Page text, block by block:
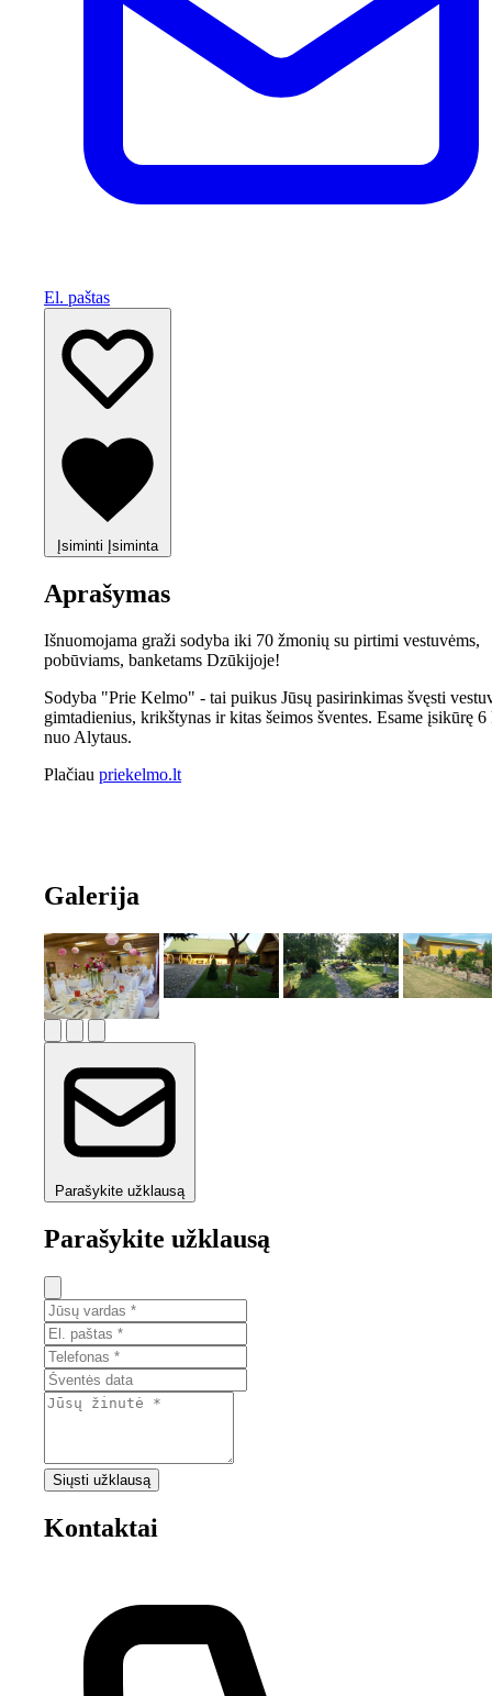
El. paštas
Įsiminti Įsiminta
Aprašymas
Išnuomojama graži sodyba iki 70 žmonių su pirtimi vestuvėms,
pobūviams, banketams Dzūkijoje!
Sodyba "Prie Kelmo" - tai puikus Jūsų pasirinkimas švęsti
gimtadienius, krikštynas ir kitas šeimos šventes. Esame įsikūrę 6
nuo Alytaus.
Plačiau priekelmo.lt
Galerija
Parašykite užklausą
Parašykite užklausą
Siųsti užklausą
Kontaktai